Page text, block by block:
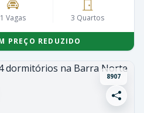
1 Vagas 3 Quartos
PREÇO REDUZIDO
8907